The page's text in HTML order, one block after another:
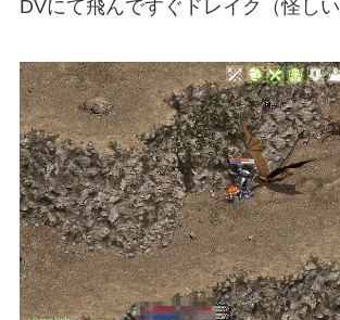
DVにて飛んですぐドレイク（怪しい